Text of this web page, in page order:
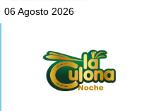
06 Agosto 2026